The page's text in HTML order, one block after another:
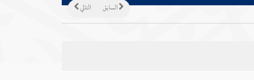
التالي السابق